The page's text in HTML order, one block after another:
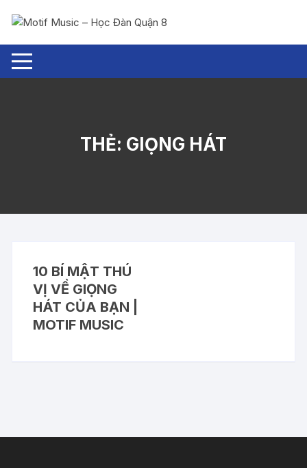
dung
THẺ: GIỌNG HÁT
10 BÍ MẬT THÚ
VỊ VỀ GIỌNG
HÁT CỦA BẠN |
MOTIF MUSIC